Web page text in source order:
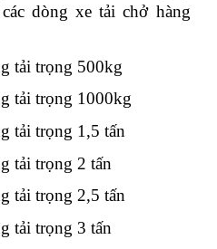
dòng xe tải chở hàng
tải trọng 500kg
tải trọng 1000kg
tải trọng 1,5 tấn
tải trọng 2 tấn
tải trọng 2,5 tấn
tải trọng 3 tấn